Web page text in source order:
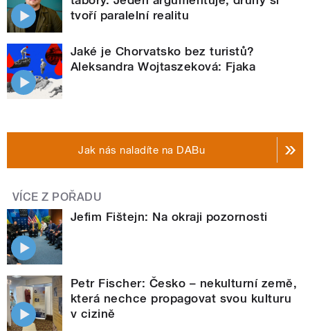
tvoří paralelní realitu
Jaké je Chorvatsko bez turistů?
Aleksandra Wojtaszeková: Fjaka
Jak nás naladíte na DABu
VÍCE Z POŘADU
Jefim Fištejn: Na okraji pozornosti
Petr Fischer: Česko – nekulturní země,
která nechce propagovat svou kulturu
v cizině